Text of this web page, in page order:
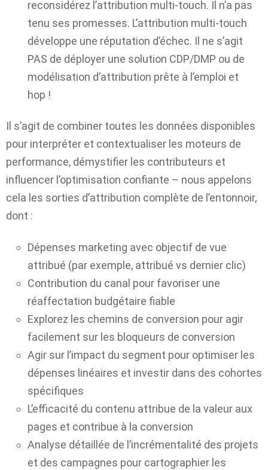
reconsidérez l’attribution multi-touch. Il n’a pas
tenu ses promesses. L’attribution multi-touch
développe une réputation d’échec. Il ne s’agit
PAS de déployer une solution CDP/DMP ou de
modélisation d’attribution prête à l’emploi et
hop !
Il s’agit de combiner toutes les données disponibles
pour interpréter et contextualiser les moteurs de
performance, démystifier les contributeurs et
influencer l’optimisation confiante – nous appelons
cela les sorties d’attribution complète de l’entonnoir,
dont :
Dépenses marketing avec objectif de vue
attribué (par exemple, attribué vs dernier clic)
Contribution du canal pour favoriser une
réaffectation budgétaire fiable
Explorez les chemins de conversion pour agir
facilement sur les bloqueurs de conversion
Agir sur l’impact du segment pour optimiser les
dépenses linéaires et investir dans des cohortes
spécifiques
L’efficacité du contenu attribue de la valeur aux
pages et contribue à la conversion
Analyse détaillée de l’incrémentalité des projets
et des campagnes pour cartographier les